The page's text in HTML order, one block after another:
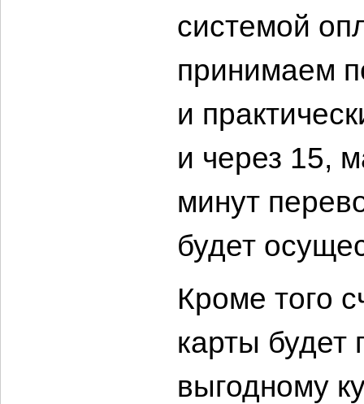
системой
принимаем
и
и через 15,
минут
будет
Кроме того
карты будет
выгодному